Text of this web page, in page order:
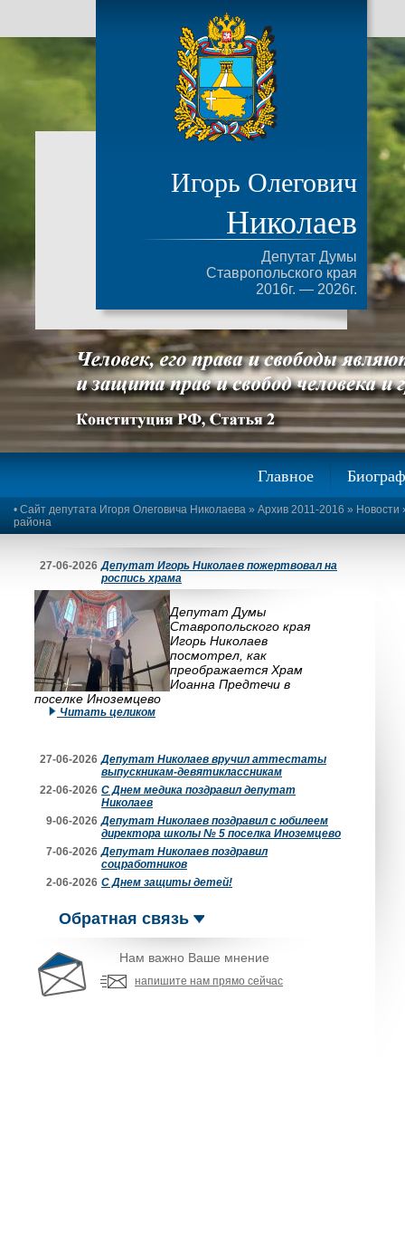
Игорь Олегович
Николаев
Депутат Думы
Ставропольского края
2016г. — 2026г.
Главное
• Сайт депутата Игоря Олеговича Николаева » Архив 2011-2016 » Новости
района
27-06-2026 Депутат Игорь Николаев пожертвовал на
роспись храма
Депутат Думы
Ставропольского края
Игорь Николаев
посмотрел, как
преображается Храм
Иоанна Предтечи в
поселке Иноземцево
Читать целиком
27-06-2026 Депутат Николаев вручил аттестаты
выпускникам-девятиклассникам
22-06-2026 С Днем медика поздравил депутат
Николаев
9-06-2026 Депутат Николаев поздравил с юбилеем
директора школы № 5 поселка Иноземцево
7-06-2026 Депутат Николаев поздравил
соцработников
2-06-2026 С Днем защиты детей!
Обратная связь
Нам важно Ваше мнение
напишите нам прямо сейчас